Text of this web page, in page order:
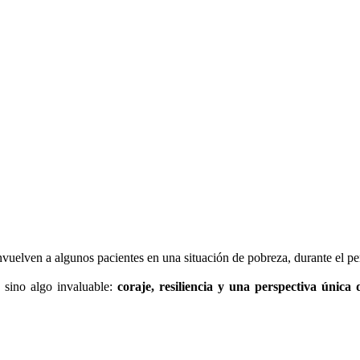
a algunos pacientes en una situación de pobreza, durante el
sino algo invaluable:coraje, resiliencia y una perspectiva única